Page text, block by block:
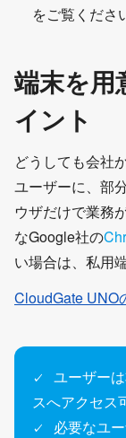
をご覧くださ
端末を用
イント
どうしても会社
ユーザーに、部
ウザだけで業務
なGoogle社の
い場合は、私用
CloudGate
✓
ユーザー
スへアクセス
✓
必要なユ